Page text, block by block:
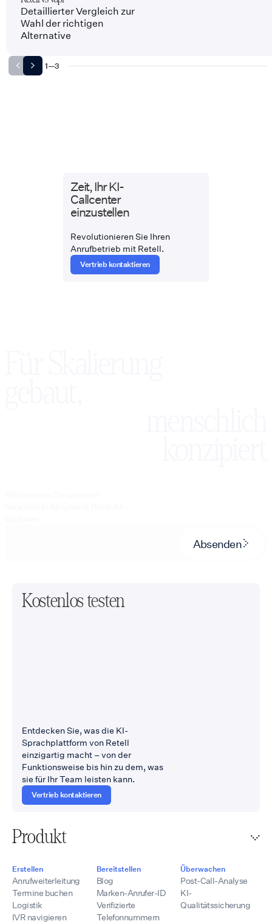
Detaillierter Vergleich zur
Wahl der richtigen
Alternative
1—3
Zeit, Ihr KI-
Callcenter
einzustellen
Revolutionieren Sie Ihren
Anrufbetrieb mit Retell.
Vertrieb kontaktieren
Absenden
Kostenlos testen
Entdecken Sie, was die KI-
Sprachplattform von Retell
einzigartig macht – von der
Funktionsweise bis hin zu dem, was
sie für Ihr Team leisten kann.
Vertrieb kontaktieren
Produkt
Erstellen
Anrufweiterleitung
Termine buchen
Logistik
IVR navigieren
Bereitstellen
Blog
Marken-Anrufer-ID
Verifizierte
Telefonnummern
Überwachen
Post-Call-Analyse
KI-
Qualitätssicherung